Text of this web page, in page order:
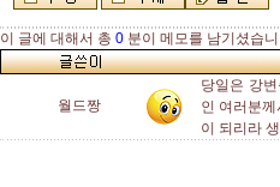
이 글에 대해서 총 0 분이 메모를 남기셨습
월드짱
당일은 강
인 여러분
이 되리라